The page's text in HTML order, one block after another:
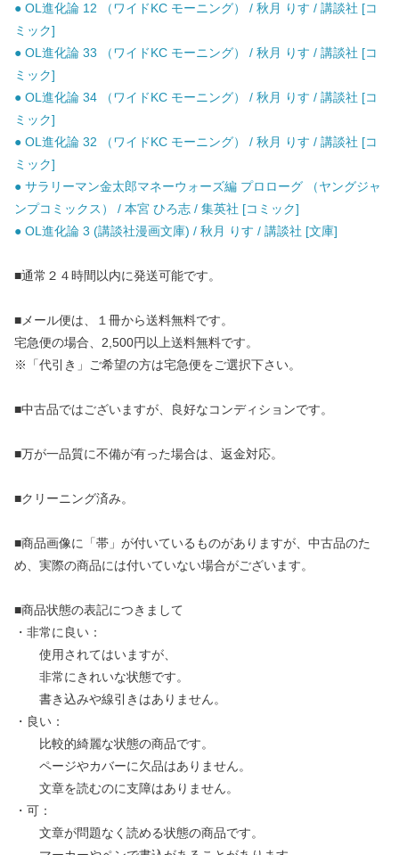
● OL進化論 12 （ワイドKC モーニング） / 秋月 りす / 講談社 [コ
ミック]
● OL進化論 33 （ワイドKC モーニング） / 秋月 りす / 講談社 [コ
ミック]
● OL進化論 34 （ワイドKC モーニング） / 秋月 りす / 講談社 [コ
ミック]
● OL進化論 32 （ワイドKC モーニング） / 秋月 りす / 講談社 [コ
ミック]
● サラリーマン金太郎マネーウォーズ編 プロローグ （ヤングジャ
ンプコミックス） / 本宮 ひろ志 / 集英社 [コミック]
● OL進化論 3 (講談社漫画文庫) / 秋月 りす / 講談社 [文庫]
■通常２４時間以内に発送可能です。
■メール便は、１冊から送料無料です。
宅急便の場合、2,500円以上送料無料です。
※「代引き」ご希望の方は宅急便をご選択下さい。
■中古品ではございますが、良好なコンディションです。
■万が一品質に不備が有った場合は、返金対応。
■クリーニング済み。
■商品画像に「帯」が付いているものがありますが、中古品のた
め、実際の商品には付いていない場合がございます。
■商品状態の表記につきまして
・非常に良い：
使用されてはいますが、
非常にきれいな状態です。
書き込みや線引きはありません。
・良い：
比較的綺麗な状態の商品です。
ページやカバーに欠品はありません。
文章を読むのに支障はありません。
・可：
文章が問題なく読める状態の商品です。